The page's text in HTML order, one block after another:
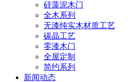
硅藻泥木门
全木系列
无漆纯实木材质工艺
碳晶工艺
零漆木门
全屋定制
简约系列
新闻动态